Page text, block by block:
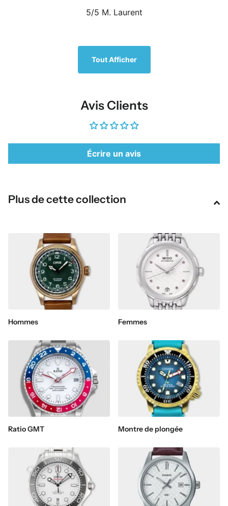
5/5 M. Laurent
Tout Afficher
Avis Clients
Écrire un avis
Plus de cette collection
Hommes Femmes
Ratio GMT Montre de plongée